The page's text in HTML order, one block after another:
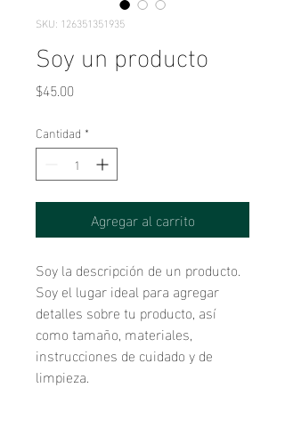
SKU: 126351351935
Soy un producto
$45.00Precio
Cantidad *
Agregar al carrito
Soy la descripción de un producto.
Soy el lugar ideal para agregar
detalles sobre tu producto, así
como tamaño, materiales,
instrucciones de cuidado y de
limpieza.